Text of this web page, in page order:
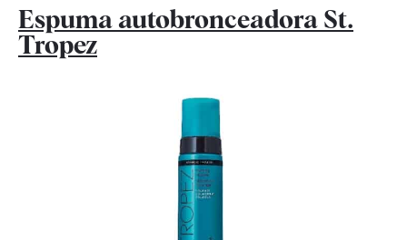
Espuma autobronceadora St.
Tropez